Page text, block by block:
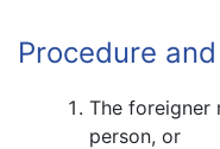
Pro­ce­dure
The for­eigner
per­son, or